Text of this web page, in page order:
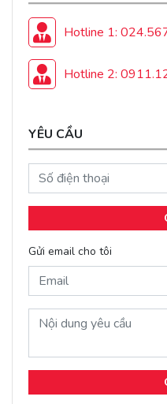
Hotline 1:
Hotline 2:
YÊU CẦU
Gửi email cho tôi